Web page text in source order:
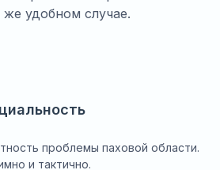
удобном случае.
проблемы паховой области.
и тактично.